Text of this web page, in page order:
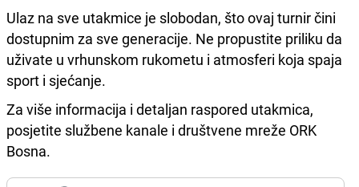
Ulaz na sve utakmice je slobodan, što ovaj turnir čini
dostupnim za sve generacije. Ne propustite priliku da
uživate u vrhunskom rukometu i atmosferi koja spaja
sport i sjećanje.
Za više informacija i detaljan raspored utakmica,
posjetite službene kanale i društvene mreže ORK
Bosna.